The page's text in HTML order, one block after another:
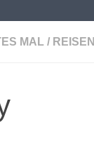
MAL / REISEN